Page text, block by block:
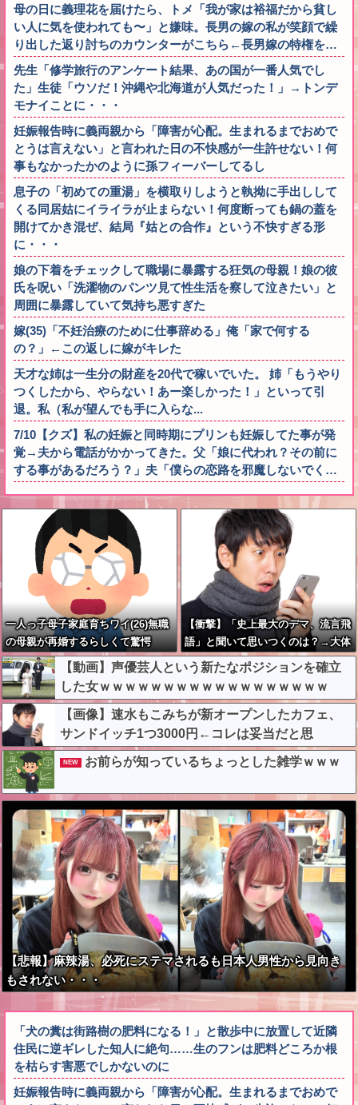
母の日に義理花を届けたら、トメ「我が家は裕福だから貧し
い人に気を使われても〜」と嫌味。長男の嫁の私が笑顔で繰
り出した返り討ちのカウンターがこちら←長男嫁の特権を…
先生「修学旅行のアンケート結果、あの国が一番人気でし
た」生徒「ウソだ！沖縄や北海道が人気だった！」→トンデ
モナイことに・・・
妊娠報告時に義両親から「障害が心配。生まれるまでおめで
とうは言えない」と言われた日の不快感が一生許せない！何
事もなかったかのように孫フィーバーしてるし
息子の「初めての重湯」を横取りしようと執拗に手出しして
くる同居姑にイライラが止まらない！何度断っても鍋の蓋を
開けてかき混ぜ、結局『姑との合作』という不快すぎる形
に・・・
娘の下着をチェックして職場に暴露する狂気の母親！娘の彼
氏を呪い「洗濯物のパンツ見て性生活を察して泣きたい」と
周囲に暴露していて気持ち悪すぎた
嫁(35)「不妊治療のために仕事辞める」俺「家で何する
の？」←この返しに嫁がキレた
天才な姉は一生分の財産を20代で稼いでいた。 姉「もうやり
つくしたから、やらない！あー楽しかった！」といって引
退。私（私が望んでも手に入らな...
7/10【クズ】私の妊娠と同時期にプリンも妊娠してた事が発
覚→夫から電話がかかってきた。父「娘に代われ？その前に
する事があるだろう？」夫「僕らの恋路を邪魔しないでく…
一人っ子母子家庭育ちワイ(26)無職
の母親が再婚するらしくて驚愕
【衝撃】「史上最大のデマ、流言飛
語」と聞いて思いつくのは？→大体
一致する件w w w w w w w
【動画】声優芸人という新たなポジションを確立
した女ｗｗｗｗｗｗｗｗｗｗｗｗｗｗｗｗｗｗ
【画像】速水もこみちが新オープンしたカフェ、
サンドイッチ1つ3000円←コレは妥当だと思
う？？？？？？
NEW お前らが知っているちょっとした雑学ｗｗｗ
【悲報】麻辣湯、必死にステマされるも日本人男性から見向き
もされない・・・
「犬の糞は街路樹の肥料になる！」と散歩中に放置して近隣
住民に逆ギレした知人に絶句……生のフンは肥料どころか根
を枯らす害悪でしかないのに
妊娠報告時に義両親から「障害が心配。生まれるまでおめで